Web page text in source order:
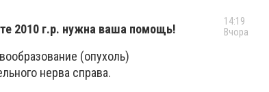
2010 г.р. нужна ваша помощь!
(опухоль)
нерва справа.
14:19
Вчора